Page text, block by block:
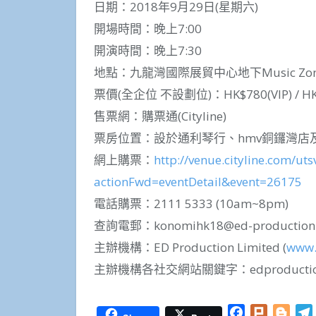
日期：2018年9月29日(星期六)
開場時間：晚上7:00
開演時間：晚上7:30
地點：九龍灣國際展貿中心地下Music
票價(全企位 不設劃位)：HK$780(VIP) /
售票網：購票通(Cityline)
票房位置：設於通利琴行、hmv銅鑼灣店
網上購票： http://venue.cityline.com/
actionFwd=eventDetail&event=26175
電話購票：2111 5333 (10am~8pm)
查詢電郵： konomihk18@ed-
主辦機構：ED Production Limited (
主辦機構各社交網站關鍵字：
Facebook
Plurk